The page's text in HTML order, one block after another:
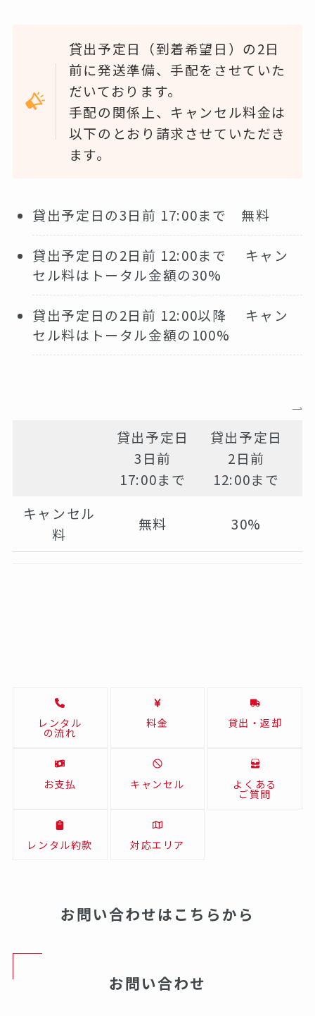
貸出予定日（到着希望日）の2日
前に発送準備、手配をさせていた
だいております。
手配の関係上、キャンセル料金は
以下のとおり請求させていただき
ます。
貸出予定日の3日前 17:00まで 無料
貸出予定日の2日前 12:00まで キャン
セル料はトータル金額の30%
貸出予定日の2日前 12:00以降 キャン
セル料はトータル金額の100%
貸出予定日
3日前
17:00まで
貸出予定日
2日前
12:00まで
キャンセル
料
無料 30%
レンタル
の流れ
料金 貸出・返却
お支払 キャンセル よくある
ご質問
レンタル約款 対応エリア
お問い合わせはこちらから
お問い合わせ